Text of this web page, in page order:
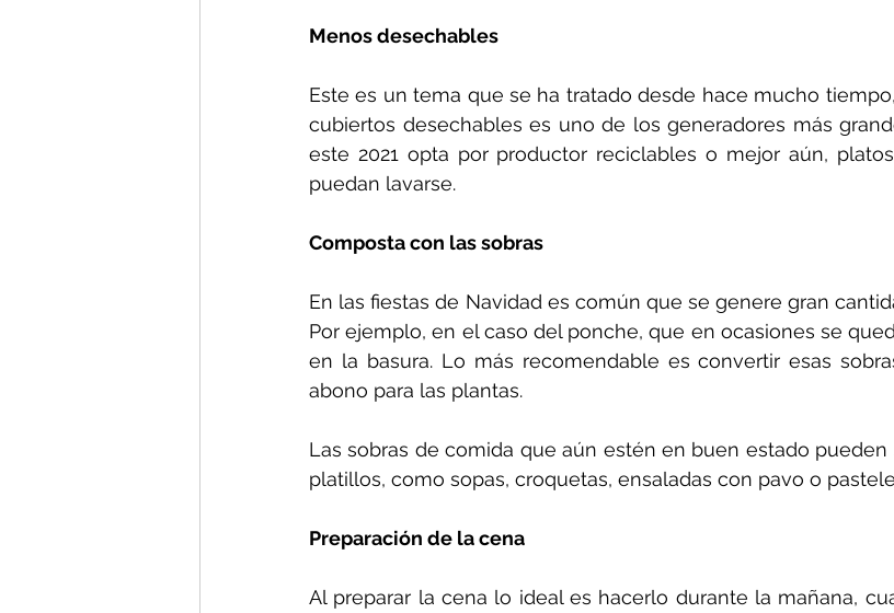
Menos desechables
Este es un tema que se ha tratado desde hace mucho
cubiertos desechables es uno de los generadores más
este 2021 opta por productor reciclables o mejor aún,
puedan lavarse.
Composta con las sobras
En las fiestas de Navidad es común que se genere gran
Por ejemplo, en el caso del ponche, que en ocasiones se
en la basura. Lo más recomendable es convertir esas
abono para las plantas.
Las sobras de comida que aún estén en buen estado
platillos, como sopas, croquetas, ensaladas con pavo o
Preparación de la cena
Al preparar la cena lo ideal es hacerlo durante la mañana,